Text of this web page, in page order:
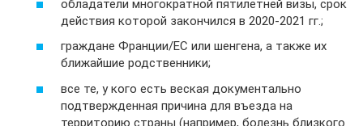
обладатели многократной пятилетней визы, срок
действия которой закончился в 2020-2021 гг.;
граждане Франции/ЕС или шенгена, а также их
ближайшие родственники;
все те, у кого есть веская документально
подтвержденная причина для въезда на
территорию страны (например, болезнь близкого